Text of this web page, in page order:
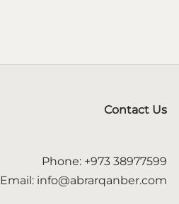
Contact Us
Phone: +973 38977599
Email: info@abrarqanber.com